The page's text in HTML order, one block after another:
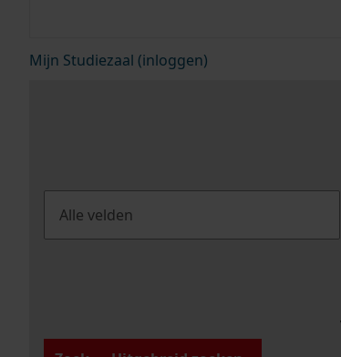
Mijn Studiezaal (inloggen)